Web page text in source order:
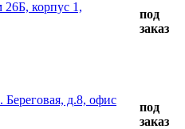
26Б, корпус 1,
под
заказ
Береговая, д.8, офис
под
заказ